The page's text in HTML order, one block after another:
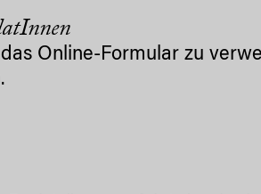
Online-Formular zu